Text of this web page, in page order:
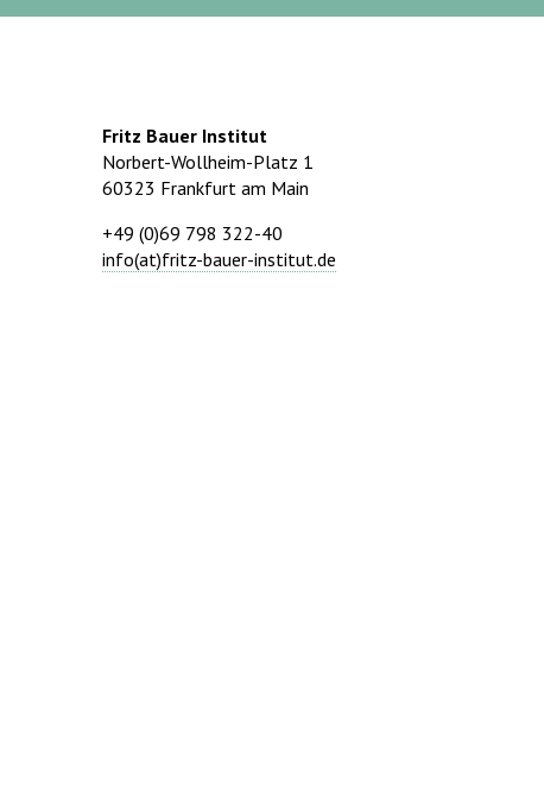
Fritz Bauer Institut
Norbert-Wollheim-Platz 1
60323 Frankfurt am Main
+49 (0)69 798 322-40
info(at)fritz-bauer-institut.de